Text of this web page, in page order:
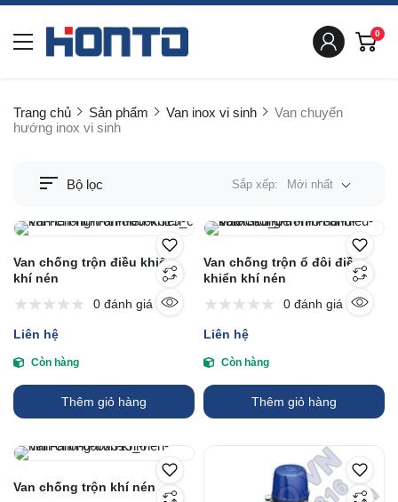
0
Trang chủ Sản phẩm Van inox vi sinh
Van chuyển
hướng inox vi sinh
Bộ lọc Sắp xếp: Mới nhất
Van chống trộn điều khiển
khí nén
0 đánh giá
Liên hệ
Còn hàng
Thêm giỏ hàng
Van chống trộn ổ đôi điều
khiển khí nén
0 đánh giá
Liên hệ
Còn hàng
Thêm giỏ hàng
Van chống trộn khí nén